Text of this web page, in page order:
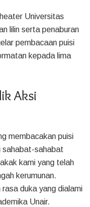
Universitas
lilin serta penaburan
pembacaan puisi
kepada lima
Aksi
membacakan puisi
sahabat-sahabat
kami yang telah
kerumunan.
duka yang dialami
Unair.